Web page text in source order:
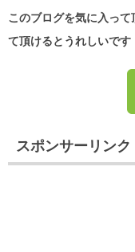
このブログを気に入っ
て頂けるとうれしいです
スポンサーリンク